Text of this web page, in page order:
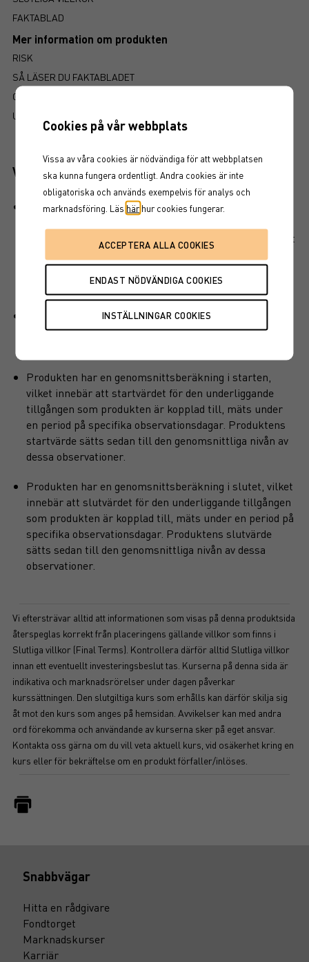
FAKTABLAD
Mer information om produkten
RISK
SÅ LÄSER DU FAKTABLADET
GRUNDPROSPEKT
UTSKRIFT
Viktiga egenskaper
Produkten har ett visst kapitalskydd, dvs en del av det
finns en kreditrisk i placeringen som är beroende av att
konkurs vilket kan leda till att en investering helt eller
delvis förloras.
En kapitalskyddad placering består som regel av en
deltagandegrad som multipliceras med eventuella
Produkten har en genomsnittsberäkning i starten,
vilket innebär att startvärdet för den underliggande
tillgången som produkten är kopplad till, mäts under
en period på specifika observationsdagar. Produktens
startvärde sätts sedan till den genomsnittliga nivån av
dessa observationer.
Produkten har en genomsnittsberäkning i slutet, vilket
innebär att slutvärdet för den underliggande tillgången
som produkten är kopplad till, mäts under en period på
specifika observationsdagar. Produktens slutvärde
sätts sedan till den genomsnittliga nivån av dessa
observationer.
Vi eftersträvar alltid att informationen som visas på denna produktsida
återspeglas korrekt från placeringens gällande villkor som finns i
Slutliga villkor (Final Terms). Kontrollera därför alltid Slutliga villkor
innan ett eventuellt investeringsbeslut tas. Kurserna på denna sida är
indikativa och marknadsrörelser under dagen påverkar
kurssättningen. Den slutgiltiga kurs som erhålls kan därför skilja sig
åt mot den kurs som anges på hemsidan. Avvikelser kan med andra
ord förekomma och användande av kurserna sker på eget ansvar.
Kontakta oss gärna om du vill veta aktuell kurs, vid osäkerhet kring en
kurs eller för bekräftelse om en produkt förfaller/inlöses.
Snabbvägar
Hitta en rådgivare
Fondtorget
Marknadskurser
Karriär
Cookies på vår webbplats
Vissa av våra cookies är nödvändiga för att webbplatsen
ska kunna fungera ordentligt. Andra cookies är inte
obligatoriska och används exempelvis för analys och
marknadsföring. Läs härhur cookies fungerar.